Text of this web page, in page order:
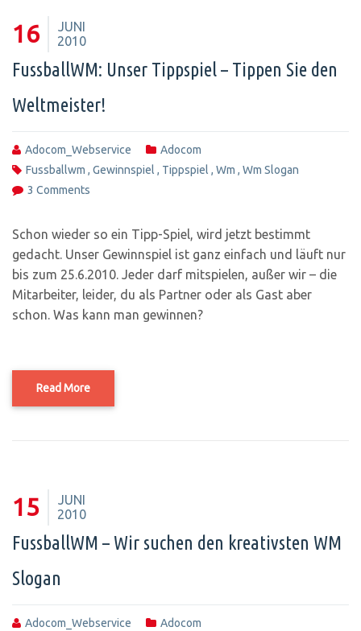
16
JUNI
2010
FussballWM: Unser Tippspiel – Tippen Sie den
Weltmeister!
Adocom_Webservice
Adocom
Fussballwm , Gewinnspiel , Tippspiel , Wm , Wm Slogan
3 Comments
Schon wieder so ein Tipp-Spiel, wird jetzt bestimmt
gedacht. Unser Gewinnspiel ist ganz einfach und läuft nur
bis zum 25.6.2010. Jeder darf mitspielen, außer wir – die
Mitarbeiter, leider, du als Partner oder als Gast aber
schon. Was kann man gewinnen?
Read More
15
JUNI
2010
FussballWM – Wir suchen den kreativsten WM
Slogan
Adocom_Webservice
Adocom